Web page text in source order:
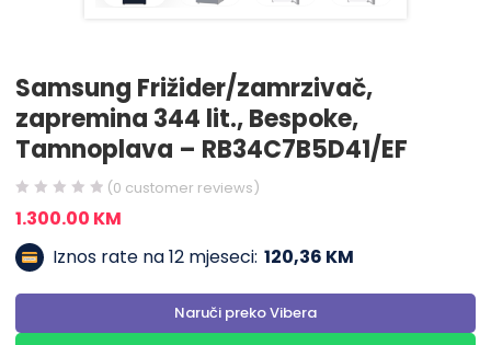
Samsung Frižider/zamrzivač,
zapremina 344 lit., Bespoke,
Tamnoplava – RB34C7B5D41/EF
(0 customer reviews)
1.300.00 KM
Iznos rate na 12 mjeseci: 120,36 KM
Naruči preko Vibera